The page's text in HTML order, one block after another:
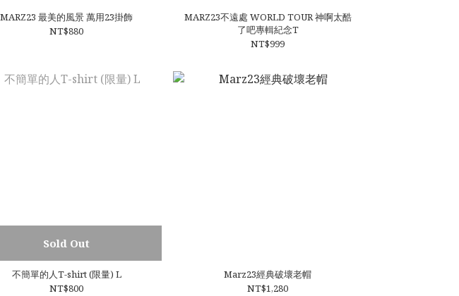
MARZ23 最美的風景 萬用23掛飾
NT$880
MARZ23不遠處 WORLD TOUR 神啊太酷
了吧專輯紀念T
NT$999
Sold Out
不簡單的人T-shirt (限量) L
NT$800
Marz23經典破壞老帽
NT$1,280